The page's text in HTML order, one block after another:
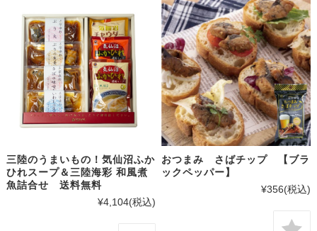
三陸のうまいもの！気仙沼ふか
ひれスープ＆三陸海彩 和風煮
魚詰合せ 送料無料
¥4,104(税込)
おつまみ さばチップ 【ブラ
ックペッパー】
¥356(税込)